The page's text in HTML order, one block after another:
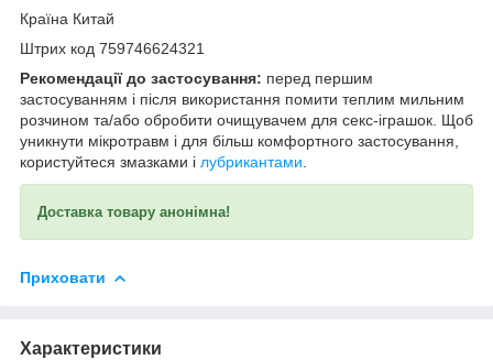
Країна Китай
Штрих код 759746624321
Рекомендації до застосування: перед першим
застосуванням і після використання помити теплим мильним
розчином та/або обробити очищувачем для секс-іграшок. Щоб
уникнути мікротравм і для більш комфортного застосування,
користуйтеся змазками і лубрикантами
Доставка товару анонімна!
Приховати
Характеристики